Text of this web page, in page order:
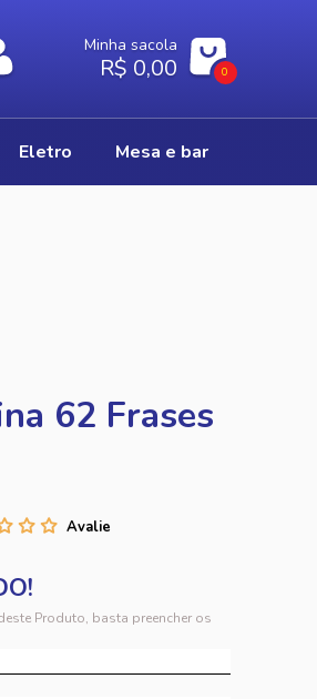
Minha sacola
R$ 0,00 0
eletro mesa e bar
62 Frases
Produto, basta preencher os